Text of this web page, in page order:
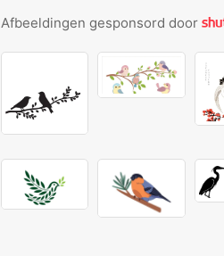
Afbeeldingen gesponsord door